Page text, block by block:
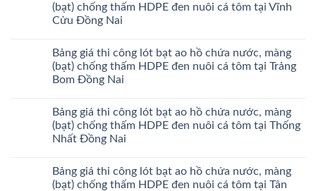
(bạt) chống thấm HDPE đen nuôi cá tôm tại Vĩnh
Cửu Đồng Nai
Bảng giá thi công lót bạt ao hồ chứa nước, màng
(bạt) chống thấm HDPE đen nuôi cá tôm tại Trảng
Bom Đồng Nai
Bảng giá thi công lót bạt ao hồ chứa nước, màng
(bạt) chống thấm HDPE đen nuôi cá tôm tại Thống
Nhất Đồng Nai
Bảng giá thi công lót bạt ao hồ chứa nước, màng
(bạt) chống thấm HDPE đen nuôi cá tôm tại Tân